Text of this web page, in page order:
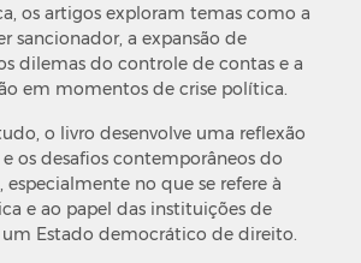
os artigos exploram temas como a
sancionador, a expansão de
dilemas do controle de contas e a
em momentos de crise política.
o livro desenvolve uma reflexão
os desafios contemporâneos do
especialmente no que se refere à
e ao papel das instituições de
um Estado democrático de direito.